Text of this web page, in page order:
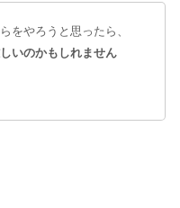
をやろうと思ったら、
いのかもしれません